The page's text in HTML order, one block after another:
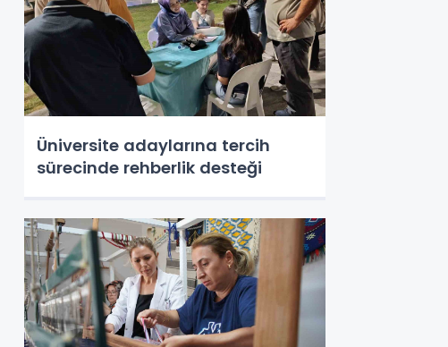
Üniversite adaylarına tercih
sürecinde rehberlik desteği